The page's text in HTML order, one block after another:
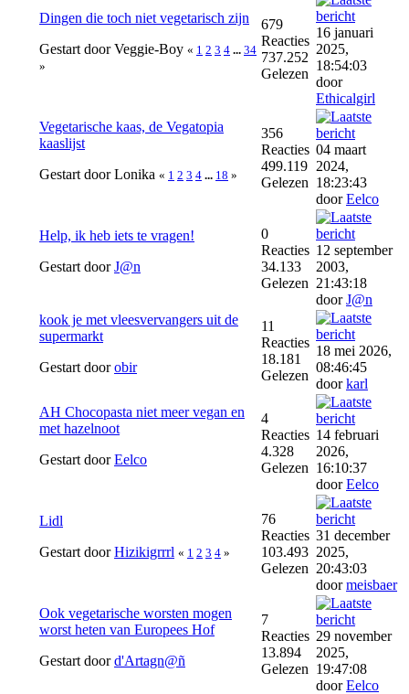
Dingen die toch niet vegetarisch zijn
Gestart door Veggie-Boy « 1 2 3 4 ... 34
»
679
Reacties
737.252
Gelezen
16 januari
2025,
18:54:03
door
Ethicalgirl
Vegetarische kaas, de Vegatopia
kaaslijst
Gestart door Lonika « 1 2 3 4 ... 18 »
356
Reacties
499.119
Gelezen
04 maart
2024,
18:23:43
doorEelco
Help, ik heb iets te vragen!
Gestart doorJ@n
0
Reacties
34.133
Gelezen
12 september
2003,
21:43:18
doorJ@n
kook je met vleesvervangers uit de
supermarkt
Gestart doorobir
11
Reacties
18.181
Gelezen
18 mei 2026,
08:46:45
doorkarl
AH Chocopasta niet meer vegan en
met hazelnoot
Gestart doorEelco
4
Reacties
4.328
Gelezen
14 februari
2026,
16:10:37
doorEelco
Lidl
Gestart doorHizikigrrrl « 1 2 3 4 »
76
Reacties
103.493
Gelezen
31 december
2025,
20:43:03
doormeisbaer
Ook vegetarische worsten mogen
worst heten van Europees Hof
Gestart doord'Artagn@ñ
7
Reacties
13.894
Gelezen
29 november
2025,
19:47:08
doorEelco